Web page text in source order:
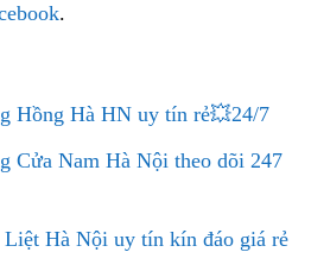
.
Hồng Hà HN uy tín rẻ💥24/7
Cửa Nam Hà Nội theo dõi 247
Hà Nội uy tín kín đáo giá rẻ